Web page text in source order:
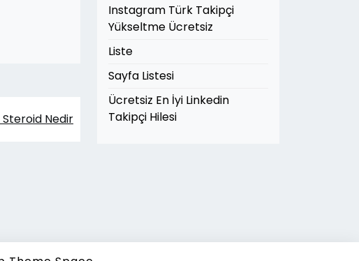
Nedir
Instagram Türk Takipçi
Yükseltme Ücretsiz
Liste
Sayfa Listesi
Ücretsiz En İyi Linkedin
Takipçi Hilesi